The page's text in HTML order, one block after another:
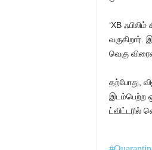
‘XB
வருகிறார்.
வெகு
தற்போது,
இடம்பெற்ற
ட்விட்டரில்